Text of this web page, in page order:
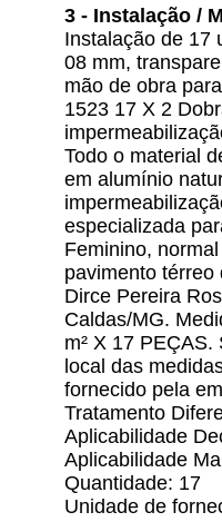
3 - Instalação /
Instalação de 17
08 mm,
mão de obra
1523 17 X 2
Todo o material
em alumínio
especializada
Feminino,
pavimento térreo
Dirce Pereira
Caldas/MG.
m² X 17
local das
fornecido pela
Tratamento
Aplicabilidade
Aplicabilidade
Quantidade: 17
Unidade de